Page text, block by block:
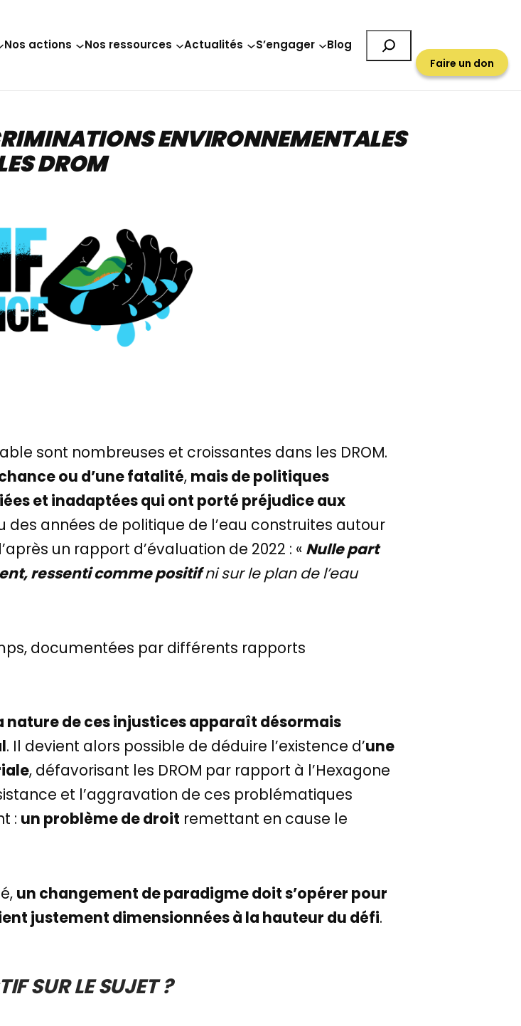
Nos actions Nos ressources Actualités S’engager Blog
Faire un don
ENVIRONNEMENTALES
DROM
sont nombreuses et croissantes dans les DROM.
ou d’une fatalité, mais de politiques
et inadaptées qui ont porté préjudice aux
des années de politique de l’eau construites autour
un rapport d’évaluation de 2022 : « Nulle part
ressenti comme positifni sur le plan de l’eau
documentées par différents rapports
nature de ces injustices apparaît désormais
. Il devient alors possible de déduire l’existence d’une
, défavorisant les DROM par rapport à l’Hexagone
et l’aggravation de ces problématiques
: un problème de droit remettant en cause le
un changement de paradigme doit s’opérer pour
justement dimensionnées à la hauteur du défi.
SUR LE SUJET ?